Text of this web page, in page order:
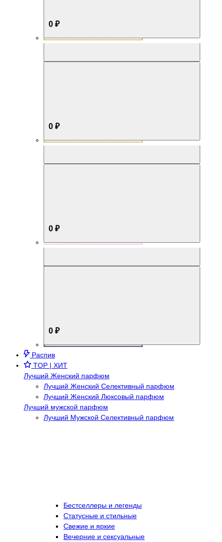
0 ₽
0 ₽
0 ₽
0 ₽
Распив
TOP | ХИТ
Лучший Женский парфюм
Лучший Женский Селективный парфюм
Лучший Женский Люксовый парфюм
Лучший мужской парфюм
Лучший Мужской Селективный парфюм
Бестселлеры и легенды
Статусные и стильные
Свежие и яркие
Вечерние и сексуальные